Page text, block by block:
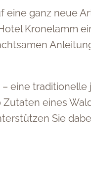
eine ganz neue
Kronelamm
eine
eines
Sie